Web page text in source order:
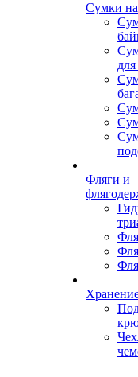
Сумки
Фляги и